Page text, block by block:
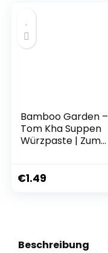
Bamboo Garden –
Tom Kha Suppen
Würzpaste | Zum
Für 4 Portionen |
€1.49
Beschreibung